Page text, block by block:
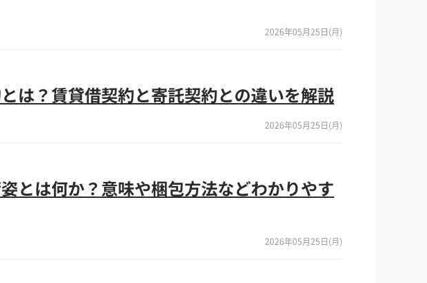
2026年05月25日(月)
は？賃貸借契約と寄託契約との違いを解説
2026年05月25日(月)
姿とは何か？意味や梱包方法などわかりやす
2026年05月25日(月)